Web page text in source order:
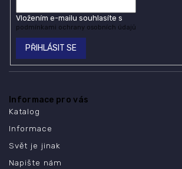
Vložením e-mailu souhlasíte s
podmínkami ochrany osobních údajů
PŘIHLÁSIT SE
Informace pro vás
Katalog
Informace
Svět je jinak
Napište nám